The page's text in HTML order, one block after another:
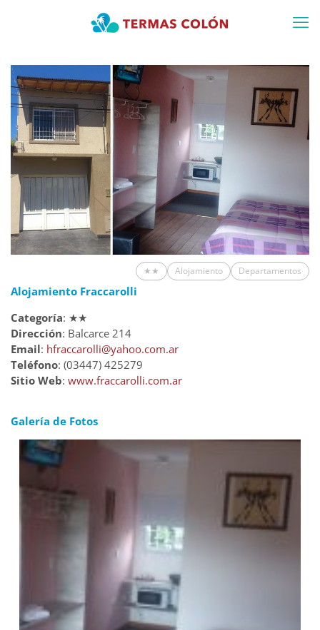
★★ Alojamiento Departamentos
Alojamiento Fraccarolli
Categoría: ★★
Dirección: Balcarce 214
Email: hfraccarolli@yahoo.com.ar
Teléfono: (03447) 425279
Sitio Web: www.fraccarolli.com.ar
Galería de Fotos